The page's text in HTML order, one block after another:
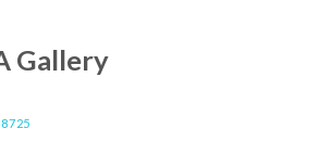
Gallery